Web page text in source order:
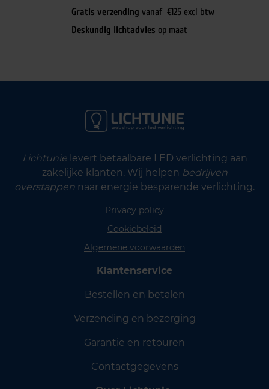
Gratis verzending vanaf €125 excl btw
Deskundig lichtadvies op maat
Lichtunielevert betaalbare LED verlichting aan
zakelijke klanten. Wij helpen bedrijven
overstappen naar energie besparende verlichting.
Privacy policy
Cookiebeleid
Algemene voorwaarden
Klantenservice
Bestellen en betalen
Verzending en bezorging
Garantie en retouren
Contactgegevens